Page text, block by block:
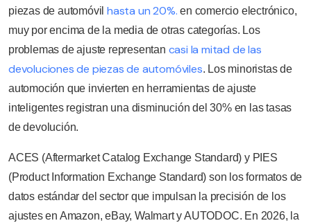
piezas de automóvilhasta un 20%. en comercio electrónico,
muy por encima de la media de otras categorías. Los
problemas de ajuste representan casi la mitad de las
devoluciones de piezas de automóviles. Los minoristas de
automoción que invierten en herramientas de ajuste
inteligentes registran una disminución del 30% en las tasas
de devolución.
ACES (Aftermarket Catalog Exchange Standard) y PIES
(Product Information Exchange Standard) son los formatos de
datos estándar del sector que impulsan la precisión de los
ajustes en Amazon, eBay, Walmart y AUTODOC. En 2026, la